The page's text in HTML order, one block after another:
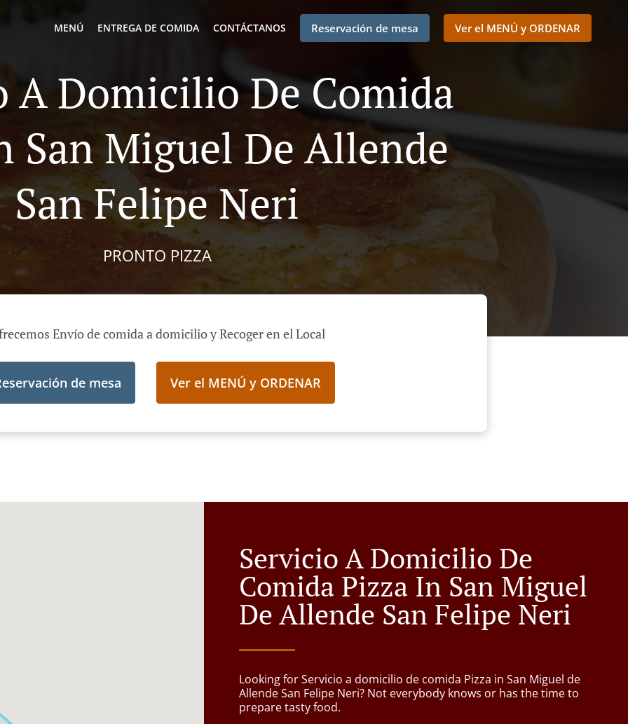
MENÚ ENTREGA DE COMIDA CONTÁCTANOS Reservación de mesa Ver el MENÚ y ORDENAR
A Domicilio De Comida
San Miguel De Allende
San Felipe Neri
PRONTO PIZZA
Envío de comida a domicilio y Recoger en el Local
de mesa Ver el MENÚ y ORDENAR
Servicio A Domicilio De
Comida Pizza In San Miguel
De Allende San Felipe Neri
Looking for Servicio a domicilio de comida Pizza in San Miguel de
Allende San Felipe Neri? Not everybody knows or has the time to
prepare tasty food.